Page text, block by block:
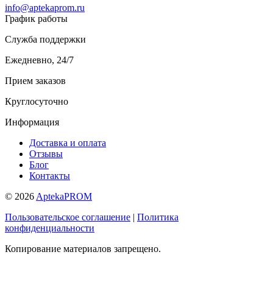
info@aptekaprom.ru
График работы
Служба поддержки
Ежедневно, 24/7
Прием заказов
Круглосуточно
Информация
Доставка и оплата
Отзывы
Блог
Контакты
© 2026 AptekaPROM
Пользовательское соглашение | Политика
конфиденциальности
Копирование материалов запрещено.